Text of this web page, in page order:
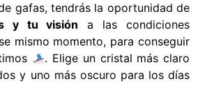
gafas, tendrás la oportunidad de
y tu visión a las condiciones
mismo momento, para conseguir
. Elige un cristal más claro
y uno más oscuro para los días